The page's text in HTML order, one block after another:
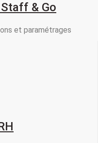
& Go
et paramétrages